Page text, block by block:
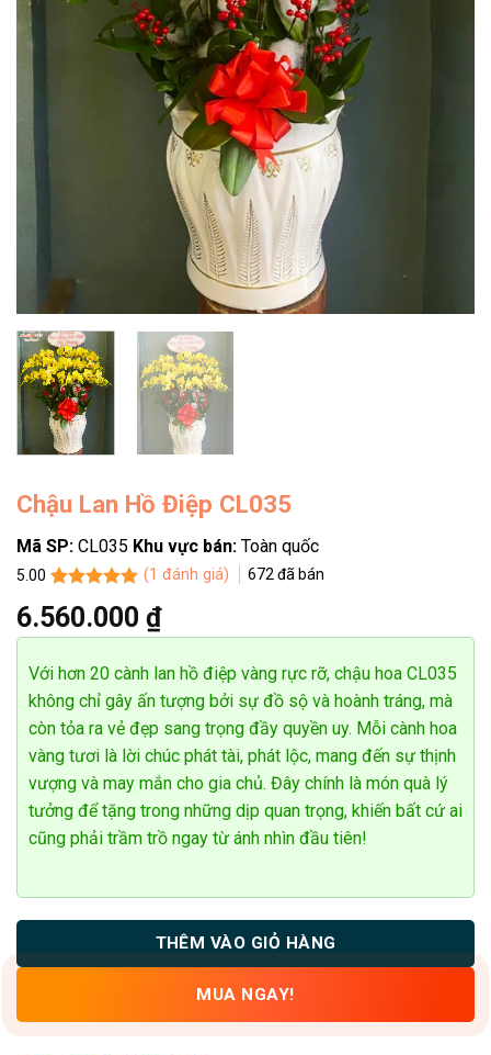
Chậu Lan Hồ Điệp CL035
Mã SP: CL035 Khu vực bán: Toàn quốc
5.00
dựa trên
đánh giá
(1 đánh giá) 672đã bán
6.560.000 ₫
Với hơn 20 cành lan hồ điệp vàng rực rỡ, chậu hoa CL035
không chỉ gây ấn tượng bởi sự đồ sộ và hoành tráng, mà
còn tỏa ra vẻ đẹp sang trọng đầy quyền uy. Mỗi cành hoa
vàng tươi là lời chúc phát tài, phát lộc, mang đến sự thịnh
vượng và may mắn cho gia chủ. Đây chính là món quà lý
tưởng để tặng trong những dịp quan trọng, khiến bất cứ ai
cũng phải trầm trồ ngay từ ánh nhìn đầu tiên!
THÊM VÀO GIỎ HÀNG
MUA NGAY!